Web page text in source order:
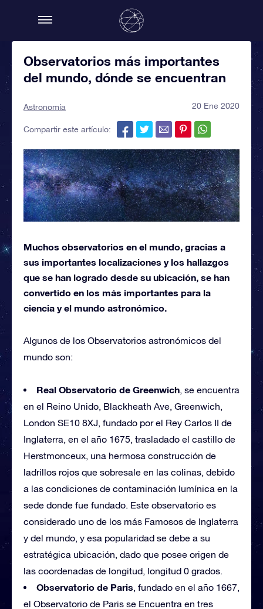
Observatorios más importantes
del mundo, dónde se encuentran
Astronomía 20 Ene 2020
Compartir este artículo:
Muchos observatorios en el mundo, gracias a
sus importantes localizaciones y los hallazgos
que se han logrado desde su ubicación, se han
convertido en los más importantes para la
ciencia y el mundo astronómico.
Algunos de los Observatorios astronómicos del
mundo son:
Real Observatorio de Greenwich, se encuentra
en el Reino Unido, Blackheath Ave, Greenwich,
London SE10 8XJ, fundado por el Rey Carlos II de
Inglaterra, en el año 1675, trasladado el castillo de
Herstmonceux, una hermosa construcción de
ladrillos rojos que sobresale en las colinas, debido
a las condiciones de contaminación lumínica en la
sede donde fue fundado. Este observatorio es
considerado uno de los más Famosos de Inglaterra
y del mundo, y esa popularidad se debe a su
estratégica ubicación, dado que posee origen de
las coordenadas de longitud, longitud 0 grados.
Observatorio de Paris, fundado en el año 1667,
el Observatorio de Paris se Encuentra en tres